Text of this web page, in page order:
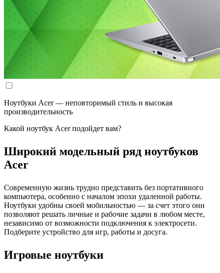
Ноутбуки Acer — неповторимый стиль и высокая
производительность
Какой ноутбук Acer подойдет вам?
Широкий модельный ряд ноутбуков
Acer
Современную жизнь трудно представить без портативного
компьютера, особенно с началом эпохи удаленной работы.
Ноутбуки удобны своей мобильностью — за счет этого они
позволяют решать личные и рабочие задачи в любом месте,
независимо от возможности подключения к электросети.
Подберите устройство для игр, работы и досуга.
Игровые ноутбуки